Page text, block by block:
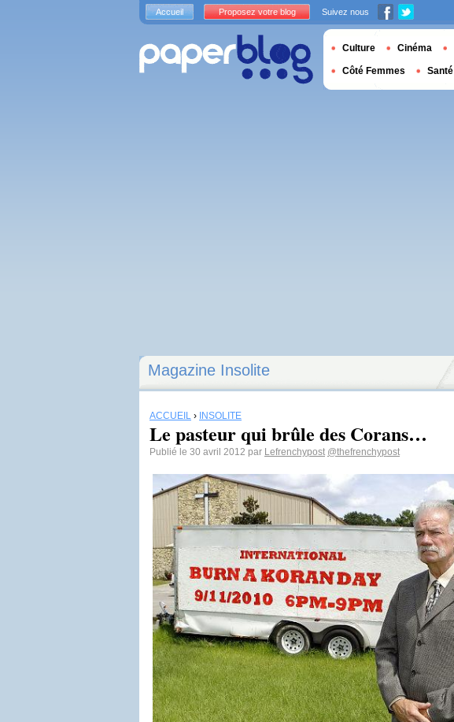
Magazine Insolite
ACCUEIL › INSOLITE
Le pasteur qui brûle des Corans…
Publié le 30 avril 2012 par Lefrenchypost @thefrenchypost
Accueil Proposez votre blog Suivez nous
Culture Cinéma
Côté Femmes Santé